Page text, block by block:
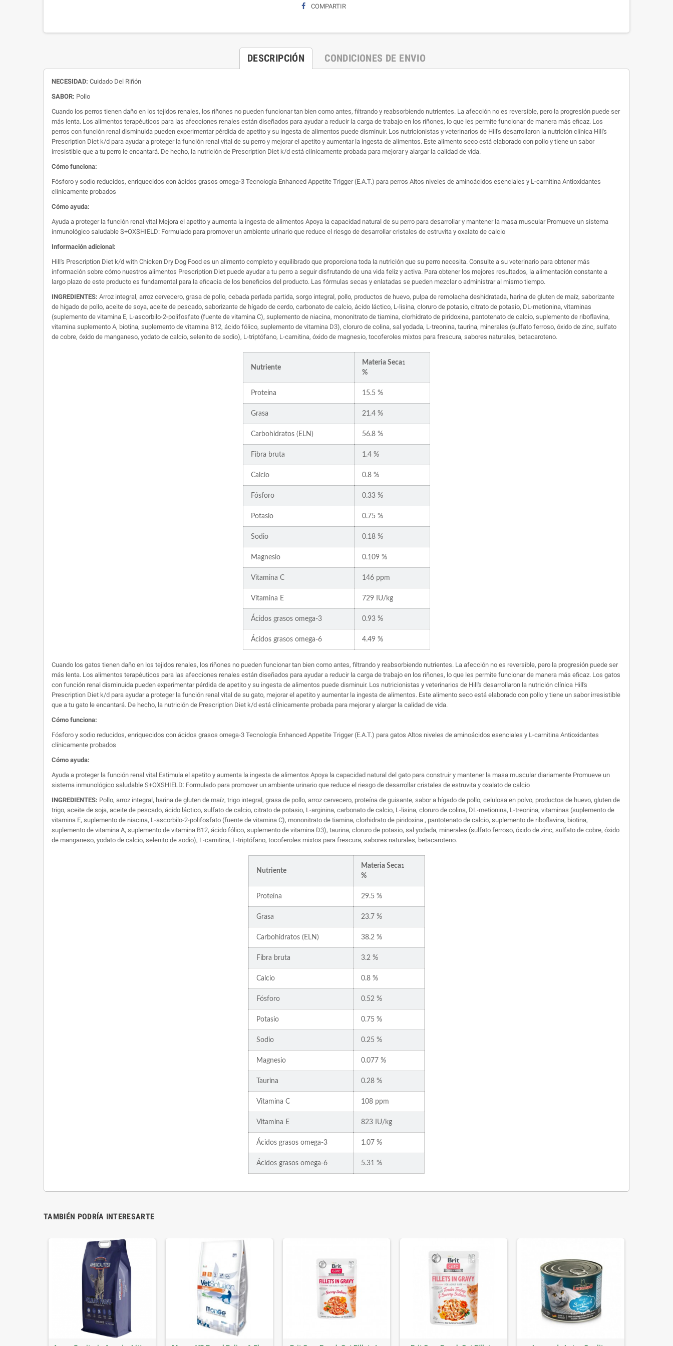
COMPARTIR
DESCRIPCIÓN CONDICIONES DE ENVIO
NECESIDAD: Cuidado Del Riñón
SABOR: Pollo
Cuando los perros tienen daño en los tejidos renales, los riñones no pueden funcionar tan bien como antes, filtrando y reabsorbiendo nutrientes. La afección no es reversible, pero la progresión puede ser
más lenta. Los alimentos terapéuticos para las afecciones renales están diseñados para ayudar a reducir la carga de trabajo en los riñones, lo que les permite funcionar de manera más eficaz. Los
perros con función renal disminuida pueden experimentar pérdida de apetito y su ingesta de alimentos puede disminuir. Los nutricionistas y veterinarios de Hill's desarrollaron la nutrición clínica Hill's
Prescription Diet k/d para ayudar a proteger la función renal vital de su perro y mejorar el apetito y aumentar la ingesta de alimentos. Este alimento seco está elaborado con pollo y tiene un sabor
irresistible que a tu perro le encantará. De hecho, la nutrición de Prescription Diet k/d está clínicamente probada para mejorar y alargar la calidad de vida.
Cómo funciona:
Fósforo y sodio reducidos, enriquecidos con ácidos grasos omega-3 Tecnología Enhanced Appetite Trigger (E.A.T.) para perros Altos niveles de aminoácidos esenciales y L-carnitina Antioxidantes
clínicamente probados
Cómo ayuda:
Ayuda a proteger la función renal vital Mejora el apetito y aumenta la ingesta de alimentos Apoya la capacidad natural de su perro para desarrollar y mantener la masa muscular Promueve un sistema
inmunológico saludable S+OXSHIELD: Formulado para promover un ambiente urinario que reduce el riesgo de desarrollar cristales de estruvita y oxalato de calcio
Información adicional:
Hill's Prescription Diet k/d with Chicken Dry Dog Food es un alimento completo y equilibrado que proporciona toda la nutrición que su perro necesita. Consulte a su veterinario para obtener más
información sobre cómo nuestros alimentos Prescription Diet puede ayudar a tu perro a seguir disfrutando de una vida feliz y activa. Para obtener los mejores resultados, la alimentación constante a
largo plazo de este producto es fundamental para la eficacia de los beneficios del producto. Las fórmulas secas y enlatadas se pueden mezclar o administrar al mismo tiempo.
INGREDIENTES: Arroz integral, arroz cervecero, grasa de pollo, cebada perlada partida, sorgo integral, pollo, productos de huevo, pulpa de remolacha deshidratada, harina de gluten de maíz, saborizante
de hígado de pollo, aceite de soya, aceite de pescado, saborizante de hígado de cerdo, carbonato de calcio, ácido láctico, L-lisina, cloruro de potasio, citrato de potasio, DL-metionina, vitaminas
(suplemento de vitamina E, L-ascorbilo-2-polifosfato (fuente de vitamina C), suplemento de niacina, mononitrato de tiamina, clorhidrato de piridoxina, pantotenato de calcio, suplemento de riboflavina,
vitamina suplemento A, biotina, suplemento de vitamina B12, ácido fólico, suplemento de vitamina D3), cloruro de colina, sal yodada, L-treonina, taurina, minerales (sulfato ferroso, óxido de zinc, sulfato
de cobre, óxido de manganeso, yodato de calcio, selenito de sodio), L-triptófano, L-carnitina, óxido de magnesio, tocoferoles mixtos para frescura, sabores naturales, betacaroteno.
Nutriente
Materia Seca1
%
Proteína 15.5 %
Grasa 21.4 %
Carbohidratos (ELN) 56.8 %
Fibra bruta 1.4 %
Calcio 0.8 %
Fósforo 0.33 %
Potasio 0.75 %
Sodio 0.18 %
Magnesio 0.109 %
Vitamina C 146 ppm
Vitamina E 729 IU/kg
Ácidos grasos omega-3 0.93 %
Ácidos grasos omega-6 4.49 %
Cuando los gatos tienen daño en los tejidos renales, los riñones no pueden funcionar tan bien como antes, filtrando y reabsorbiendo nutrientes. La afección no es reversible, pero la progresión puede ser
más lenta. Los alimentos terapéuticos para las afecciones renales están diseñados para ayudar a reducir la carga de trabajo en los riñones, lo que les permite funcionar de manera más eficaz. Los gatos
con función renal disminuida pueden experimentar pérdida de apetito y su ingesta de alimentos puede disminuir. Los nutricionistas y veterinarios de Hill's desarrollaron la nutrición clínica Hill's
Prescription Diet k/d para ayudar a proteger la función renal vital de su gato, mejorar el apetito y aumentar la ingesta de alimentos. Este alimento seco está elaborado con pollo y tiene un sabor irresistible
que a tu gato le encantará. De hecho, la nutrición de Prescription Diet k/d está clínicamente probada para mejorar y alargar la calidad de vida.
Cómo funciona:
Fósforo y sodio reducidos, enriquecidos con ácidos grasos omega-3 Tecnología Enhanced Appetite Trigger (E.A.T.) para gatos Altos niveles de aminoácidos esenciales y L-carnitina Antioxidantes
clínicamente probados
Cómo ayuda:
Ayuda a proteger la función renal vital Estimula el apetito y aumenta la ingesta de alimentos Apoya la capacidad natural del gato para construir y mantener la masa muscular diariamente Promueve un
sistema inmunológico saludable S+OXSHIELD: Formulado para promover un ambiente urinario que reduce el riesgo de desarrollar cristales de estruvita y oxalato de calcio
INGREDIENTES: Pollo, arroz integral, harina de gluten de maíz, trigo integral, grasa de pollo, arroz cervecero, proteína de guisante, sabor a hígado de pollo, celulosa en polvo, productos de huevo, gluten de
trigo, aceite de soja, aceite de pescado, ácido láctico, sulfato de calcio, citrato de potasio, L-arginina, carbonato de calcio, L-lisina, cloruro de colina, DL-metionina, L-treonina, vitaminas (suplemento de
vitamina E, suplemento de niacina, L-ascorbilo-2-polifosfato (fuente de vitamina C), mononitrato de tiamina, clorhidrato de piridoxina , pantotenato de calcio, suplemento de riboflavina, biotina,
suplemento de vitamina A, suplemento de vitamina B12, ácido fólico, suplemento de vitamina D3), taurina, cloruro de potasio, sal yodada, minerales (sulfato ferroso, óxido de zinc, sulfato de cobre, óxido
de manganeso, yodato de calcio, selenito de sodio), L-carnitina, L-triptófano, tocoferoles mixtos para frescura, sabores naturales, betacaroteno.
Nutriente
Materia Seca1
%
Proteína 29.5 %
Grasa 23.7 %
Carbohidratos (ELN) 38.2 %
Fibra bruta 3.2 %
Calcio 0.8 %
Fósforo 0.52 %
Potasio 0.75 %
Sodio 0.25 %
Magnesio 0.077 %
Taurina 0.28 %
Vitamina C 108 ppm
Vitamina E 823 IU/kg
Ácidos grasos omega-3 1.07 %
Ácidos grasos omega-6 5.31 %
TAMBIÉN PODRÍA INTERESARTE